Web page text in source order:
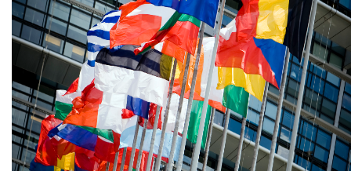
HEALTH&WELLNESS
GREEN TECH
GLOCAL
ECO-EVENTI
ECOINCENTRIAMOCI